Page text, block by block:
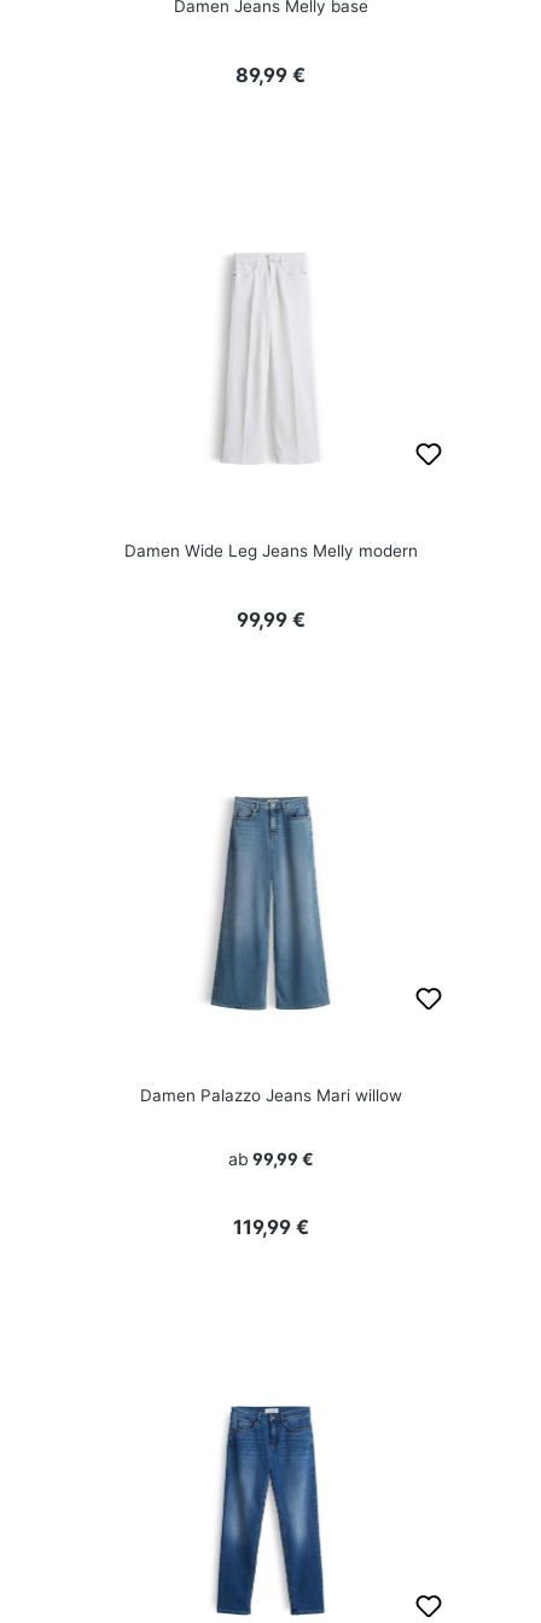
Damen Jeans Melly base
Regulärer Preis:
89,99 €
Damen Wide Leg Jeans Melly modern
Regulärer Preis:
99,99 €
Damen Palazzo Jeans Mari willow
ab 99,99 €
Regulärer Preis:
119,99 €